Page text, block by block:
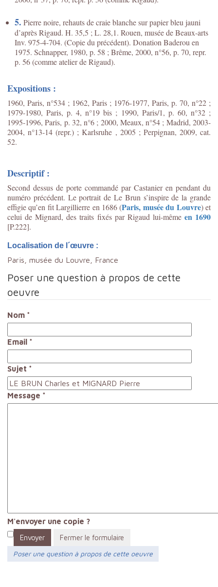
5. Pierre noire, rehauts de craie blanche sur papier bleu jauni
d’après Rigaud. H. 35,5 ; L. 28,1. Rouen, musée de Beaux-arts
Inv. 975-4-704. (Copie du précédent). Donation Baderou en
1975. Schnapper, 1980, p. 58 ; Brême, 2000, n°56, p. 70, repr.
p. 56 (comme atelier de Rigaud).
Expositions :
1960, Paris, n°534 ; 1962, Paris ; 1976-1977, Paris, p. 70, n°22 ;
1979-1980, Paris, p. 4, n°19 bis ; 1990, Paris/1, p. 60, n°32 ;
1995-1996, Paris, p. 32, n°6 ; 2000, Meaux, n°54 ; Madrid, 2003-
2004, n°13-14 (repr.) ; Karlsruhe , 2005 ; Perpignan, 2009, cat.
52.
Descriptif :
Second dessus de porte commandé par Castanier en pendant du
numéro précédent. Le portrait de Le Brun s’inspire de la grande
effigie qu’en fit Largillierre en 1686 (Paris, musée du Louvre) et
celui de Mignard, des traits fixés par Rigaud lui-même en 1690
[P.222].
Localisation de l´œuvre :
Paris, musée du Louvre, France
Poser une question à propos de cette
oeuvre
Nom *
Email *
Sujet *
Message *
M'envoyer une copie ?
Envoyer
Fermer le formulaire
Poser une question à propos de cette oeuvre